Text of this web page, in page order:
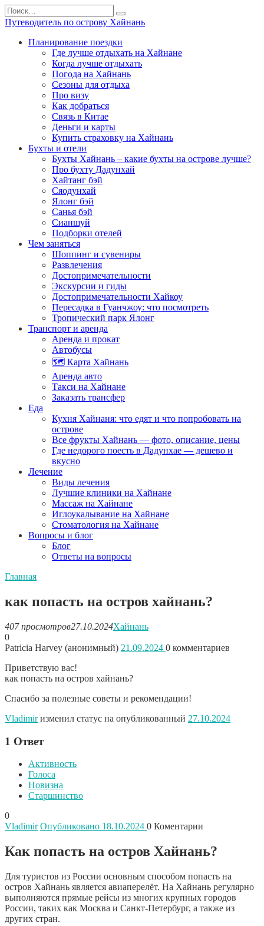
Перейти
к
содержанию
Search
for:
Путеводитель по острову Хайнань
Планирование поездки
Где лучше отдыхать на Хайнане
Когда лучше отдыхать
Погода на Хайнань
Сезоны для отдыха
Про визу
Как добраться
Связь в Китае
Деньги и карты
Купить страховку на Хайнань
Бухты и отели
Бухты Хайнань – какие бухты на острове лучше?
Про бухту Дадунхай
Хайтанг бэй
Сяодунхай
Ялонг бэй
Санья бэй
Сианшуй
Подборки отелей
Чем заняться
Шоппинг и сувениры
Развлечения
Достопримечательности
Экскурсии и гиды
Достопримечательности Хайкоу
Пересадка в Гуанчжоу: что посмотреть
Тропический парк Ялонг
Транспорт и аренда
Аренда и прокат
Автобусы
🗺️ Карта Хайнань
Аренда авто
Такси на Хайнане
Заказать трансфер
Еда
Кухня Хайнаня: что едят и что попробовать на
острове
Все фрукты Хайнань — фото, описание, цены
Где недорого поесть в Дадунхае — дешево и
вкусно
Лечение
Виды лечения
Лучшие клиники на Хайнане
Массаж на Хайнане
Иглоукалывание на Хайнане
Стоматология на Хайнане
Вопросы и блог
Блог
Ответы на вопросы
Главная
как попасть на остров хайнань?
407 просмотров27.10.2024Хайнань
0
Patricia Harvey (анонимный) 21.09.2024 0 комментариев
Приветствую вас!
как попасть на остров хайнань?
Спасибо за полезные советы и рекомендации!
Vladimirизменил статус на опубликованный 27.10.2024
1 Ответ
Активность
Голоса
Новизна
Старшинство
0
Vladimir Опубликовано 18.10.2024 0 Коментарии
Как попасть на остров Хайнань?
Для туристов из России основным способом попасть на
остров Хайнань является авиаперелёт. На Хайнань регулярно
выполняются прямые рейсы из многих крупных городов
России, таких как Москва и Санкт-Петербург, а также из
других стран.